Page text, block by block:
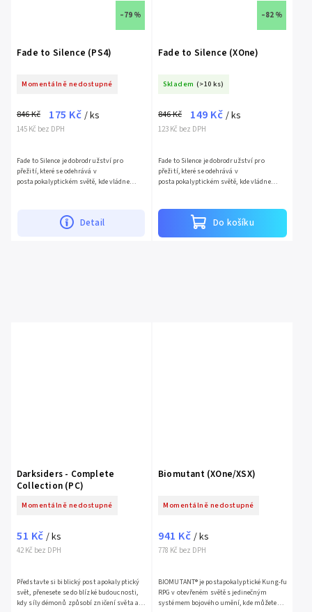
–79 %
Fade to Silence (PS4)
Momentálně nedostupné
145 Kč bez DPH
846 Kč 175 Kč / ks
Detail
Fade to Silence je dobrodružství pro
přežití, které se odehrává v
postapokalyptickém světě, kde vládne
–82 %
Fade to Silence (XOne)
Skladem (>10 ks)
123 Kč bez DPH
846 Kč 149 Kč / ks
Do košíku
Fade to Silence je dobrodružství pro
přežití, které se odehrává v
postapokalyptickém světě, kde vládne
Darksiders - Complete
Collection (PC)
Momentálně nedostupné
42 Kč bez DPH
51 Kč / ks
Představte si biblický post apokalyptický
svět, přenesete se do blízké budoucnosti,
kdy síly démonů způsobí zničení světa a
Biomutant (XOne/XSX)
Momentálně nedostupné
778 Kč bez DPH
941 Kč / ks
BIOMUTANT® je postapokalyptické Kung-fu
RPG v otevřeném světě s jedinečným
systémem bojového umění, kde můžete